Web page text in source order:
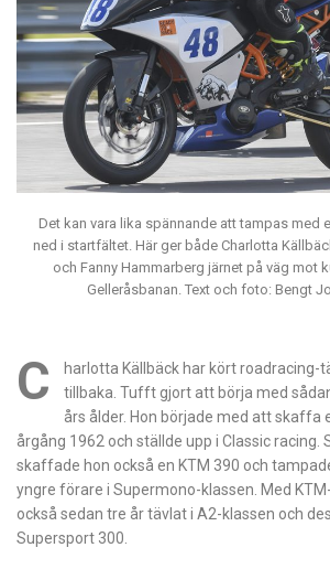
Det kan vara lika spännande att tampas med
ned i startfältet. Här ger både Charlotta
och Fanny Hammarberg järnet på väg mot
Gelleråsbanan. Text och foto: Bengt
C
harlotta Källbäck har kört roadracing-
tillbaka. Tufft gjort att börja med
års ålder. Hon började med att skaffa
årgång 1962 och ställde upp i Classic racing.
skaffade hon också en KTM 390 och
yngre förare i Supermono-klassen. Med
också sedan tre år tävlat i A2-klassen och
Supersport 300.